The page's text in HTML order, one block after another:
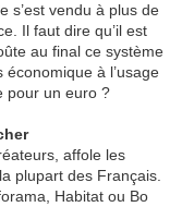
s’est vendu à plus de
Il faut dire qu’il est
au final ce système
à l’usage
pour un euro ?
affole les
plupart des Français.
Habitat ou Bo